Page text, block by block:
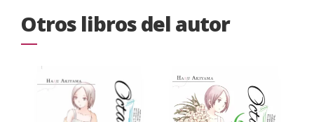
Otros libros del autor